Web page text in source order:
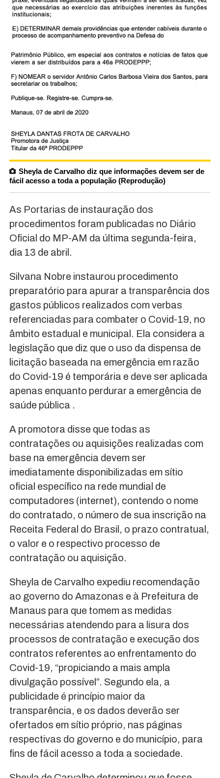
Sheyla de Carvalho diz que informações devem ser de
fácil acesso a toda a população (Reprodução)
As Portarias de instauração dos
procedimentos foram publicadas no Diário
Oficial do MP-AM da última segunda-feira,
dia 13 de abril.
Silvana Nobre instaurou procedimento
preparatório para apurar a transparência dos
gastos públicos realizados com verbas
referenciadas para combater o Covid-19, no
âmbito estadual e municipal. Ela considera a
legislação que diz que o uso da dispensa de
licitação baseada na emergência em razão
do Covid-19 é temporária e deve ser aplicada
apenas enquanto perdurar a emergência de
saúde pública .
A promotora disse que todas as
contratações ou aquisições realizadas com
base na emergência devem ser
imediatamente disponibilizadas em sítio
oficial específico na rede mundial de
computadores (internet), contendo o nome
do contratado, o número de sua inscrição na
Receita Federal do Brasil, o prazo contratual,
o valor e o respectivo processo de
contratação ou aquisição.
Sheyla de Carvalho expediu recomendação
ao governo do Amazonas e à Prefeitura de
Manaus para que tomem as medidas
necessárias atendendo para a lisura dos
processos de contratação e execução dos
contratos referentes ao enfrentamento do
Covid-19, “propiciando a mais ampla
divulgação possível”. Segundo ela, a
publicidade é princípio maior da
transparência, e os dados deverão ser
ofertados em sítio próprio, nas páginas
respectivas do governo e do município, para
fins de fácil acesso a toda a sociedade.